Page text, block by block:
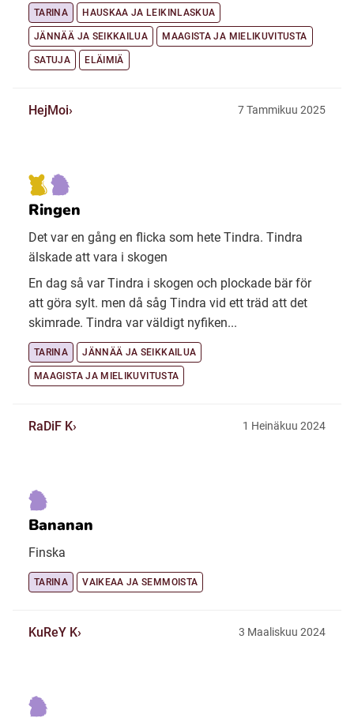
TARINA HAUSKAA JA LEIKINLASKUA
JÄNNÄÄ JA SEIKKAILUA MAAGISTA JA MIELIKUVITUSTA
SATUJA ELÄIMIÄ
HejMoi 7 Tammikuu 2025
Ringen
Det var en gång en flicka som hete Tindra. Tindra
älskade att vara i skogen
En dag så var Tindra i skogen och plockade bär för
att göra sylt. men då såg Tindra vid ett träd att det
skimrade. Tindra var väldigt nyfiken...
TARINA JÄNNÄÄ JA SEIKKAILUA
MAAGISTA JA MIELIKUVITUSTA
RaDiF K 1 Heinäkuu 2024
Bananan
Finska
TARINA VAIKEAA JA SEMMOISTA
KuReY K 3 Maaliskuu 2024